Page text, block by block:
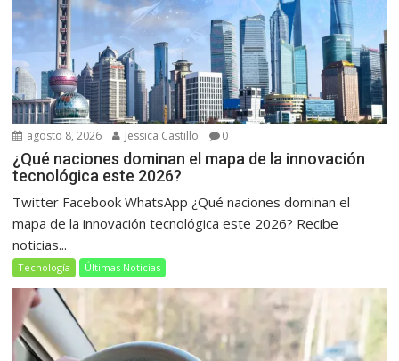
agosto 8, 2026 Jessica Castillo 0
¿Qué naciones dominan el mapa de la innovación
tecnológica este 2026?
Twitter Facebook WhatsApp ¿Qué naciones dominan el
mapa de la innovación tecnológica este 2026? Recibe
noticias...
Tecnología Últimas Noticias